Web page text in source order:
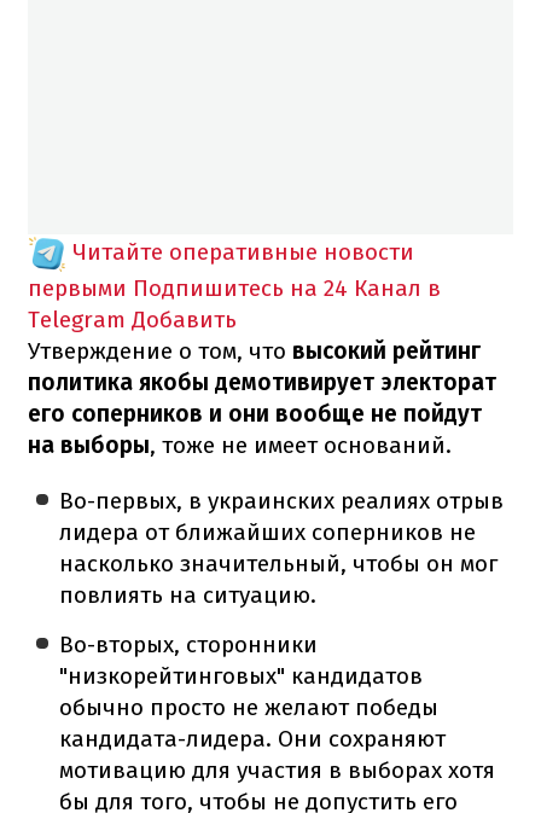
Читайте оперативные новости
первыми Подпишитесь на 24 Канал в
Telegram Добавить
Утверждение о том, что высокий рейтинг
политика якобы демотивирует электорат
его соперников и они вообще не пойдут
на выборы, тоже не имеет оснований.
Во-первых, в украинских реалиях отрыв
лидера от ближайших соперников не
насколько значительный, чтобы он мог
повлиять на ситуацию.
Во-вторых, сторонники
"низкорейтинговых" кандидатов
обычно просто не желают победы
кандидата-лидера. Они сохраняют
мотивацию для участия в выборах хотя
бы для того, чтобы не допустить его